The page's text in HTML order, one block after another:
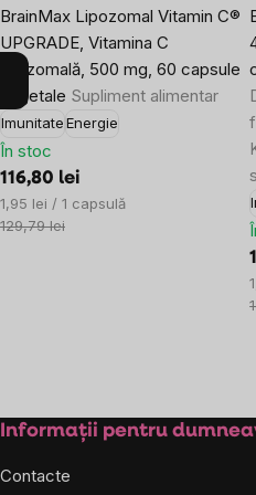
BrainMax Lipozomal Vitamin C®
UPGRADE, Vitamina C
lipozomală, 500 mg, 60 capsule
vegetale Supliment alimentar
ImunitateEnergie
În stoc
116,80 lei
Evaluare
preţ:
1,95 lei / 1 capsulă
129,79 lei
Subsol
Informații pentru
Contacte